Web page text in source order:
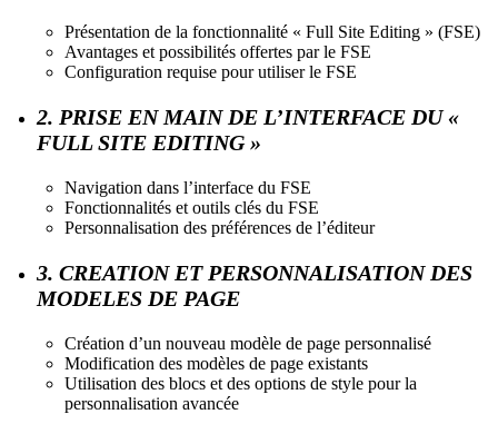
Présentation de la fonctionnalité « Full Site Editing » (FSE)
Avantages et possibilités offertes par le FSE
Configuration requise pour utiliser le FSE
2. PRISE EN MAIN DE L’INTERFACE DU «
FULL SITE EDITING »
Navigation dans l’interface du FSE
Fonctionnalités et outils clés du FSE
Personnalisation des préférences de l’éditeur
3. CREATION ET PERSONNALISATION DES
MODELES DE PAGE
Création d’un nouveau modèle de page personnalisé
Modification des modèles de page existants
Utilisation des blocs et des options de style pour la
personnalisation avancée